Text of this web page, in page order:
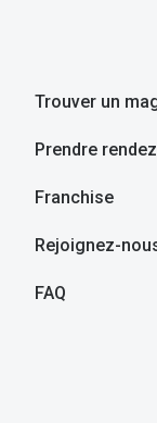
Trouver un
Prendre
Franchise
Rejoignez-
FAQ